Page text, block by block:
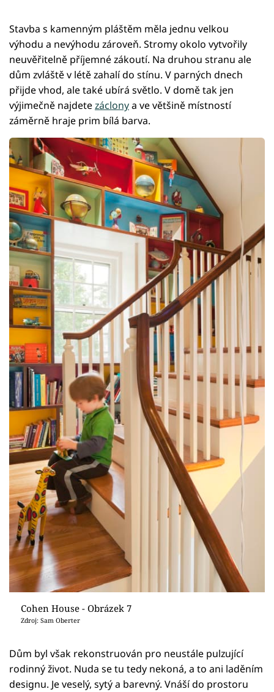
Stavba s kamenným pláštěm měla jednu velkou
výhodu a nevýhodu zároveň. Stromy okolo vytvořily
neuvěřitelně příjemné zákoutí. Na druhou stranu ale
dům zvláště v létě zahalí do stínu. V parných dnech
přijde vhod, ale také ubírá světlo. V domě tak jen
výjimečně najdetezáclonya ve většině místností
záměrně hraje prim bílá barva.
Cohen House - Obrázek 7
Zdroj: Sam Oberter
Dům byl však rekonstruován pro neustále pulzující
rodinný život. Nuda se tu tedy nekoná, a to ani laděním
designu. Je veselý, sytý a barevný. Vnáší do prostoru